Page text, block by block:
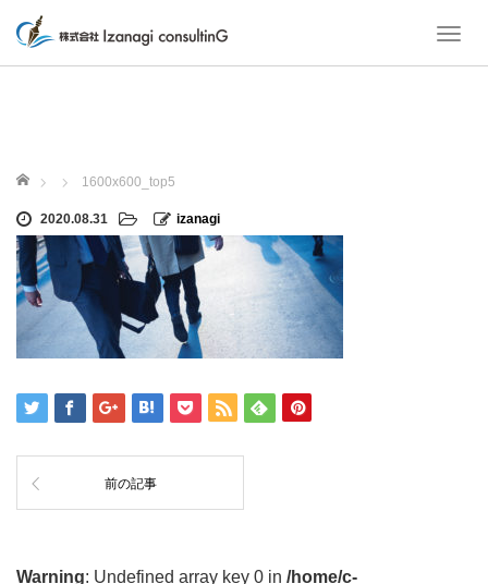
T
ホーム 1600x600_top5
2020.08.31 izanagi
前の記事
Warning: Undefined array key 0 in /home/c-